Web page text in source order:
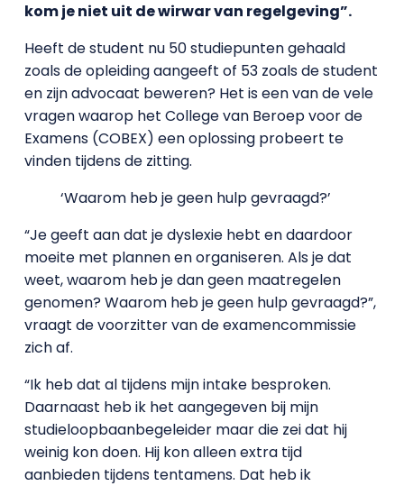
kom je niet uit de wirwar van regelgeving”.
Heeft de student nu 50 studiepunten gehaald
zoals de opleiding aangeeft of 53 zoals de student
en zijn advocaat beweren? Het is een van de vele
vragen waarop het College van Beroep voor de
Examens (COBEX) een oplossing probeert te
vinden tijdens de zitting.
‘Waarom heb je geen hulp gevraagd?’
“Je geeft aan dat je dyslexie hebt en daardoor
moeite met plannen en organiseren. Als je dat
weet, waarom heb je dan geen maatregelen
genomen? Waarom heb je geen hulp gevraagd?”,
vraagt de voorzitter van de examencommissie
zich af.
“Ik heb dat al tijdens mijn intake besproken.
Daarnaast heb ik het aangegeven bij mijn
studieloopbaanbegeleider maar die zei dat hij
weinig kon doen. Hij kon alleen extra tijd
aanbieden tijdens tentamens. Dat heb ik